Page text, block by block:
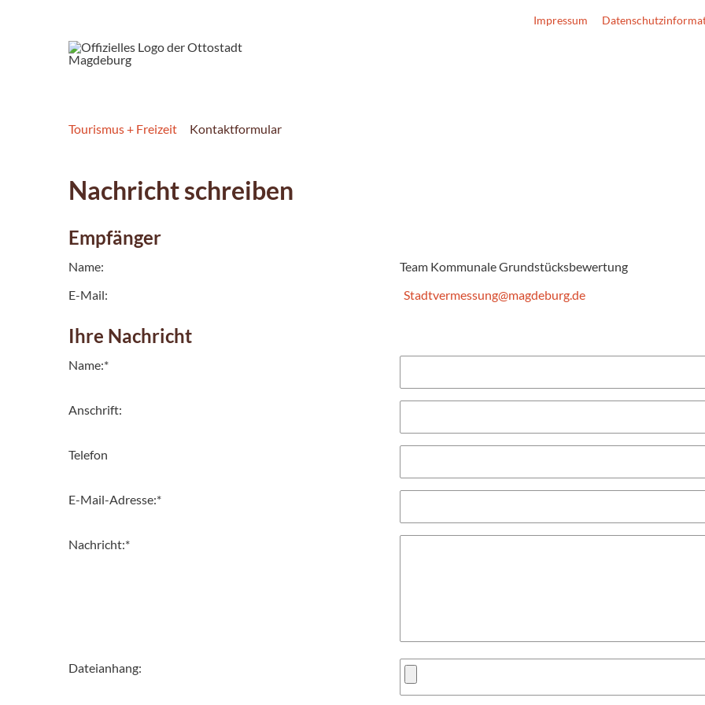
Impressum
Tourismus + Freizeit Kontaktformular
Nachricht schreiben
Empfänger
Name:
Team Kommunale Grundstücksbewertung
E-Mail:
Stadtvermessung@magdeburg.de
Ihre Nachricht
Name:*
Anschrift:
Telefon
E-Mail-Adresse:*
Nachricht:*
Dateianhang: